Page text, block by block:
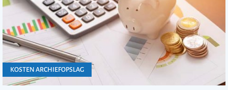
KOSTEN ARCHIEFOPSLAG